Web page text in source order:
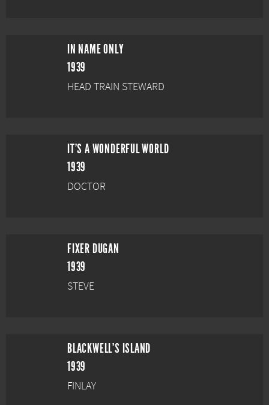
IN NAME ONLY
1939
HEAD TRAIN STEWARD
IT'S A WONDERFUL WORLD
1939
DOCTOR
FIXER DUGAN
1939
STEVE
BLACKWELL'S ISLAND
1939
FINLAY